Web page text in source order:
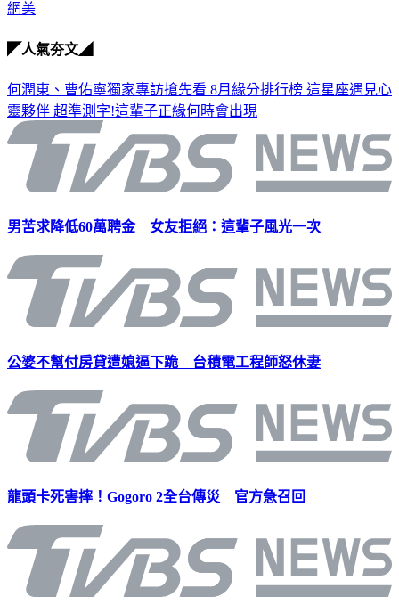
網美
◤人氣夯文◢
何潤東、曹佑寧獨家專訪搶先看 8月緣分排行榜 這星座遇見心
靈夥伴 超準測字!這輩子正緣何時會出現
男苦求降低60萬聘金 女友拒絕：這輩子風光一次
公婆不幫付房貸遭媳逼下跪 台積電工程師怒休妻
龍頭卡死害摔！Gogoro 2全台傳災 官方急召回